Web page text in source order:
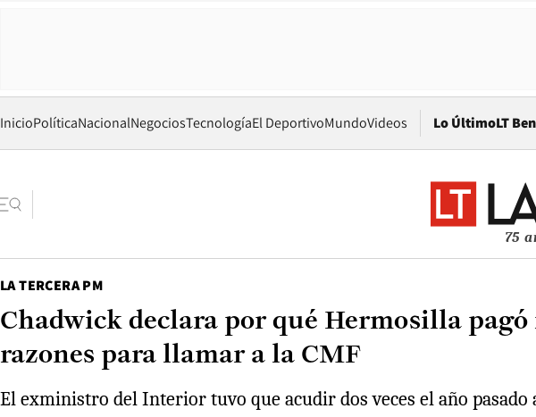
InicioPolíticaNacionalNegociosTecnologíaEl DeportivoMundoVideos Lo ÚltimoLT
75
LA TERCERA PM
Chadwick declara por qué Hermosilla
razones para llamar a la CMF
El exministro del Interior tuvo que acudir dos veces el año pasado